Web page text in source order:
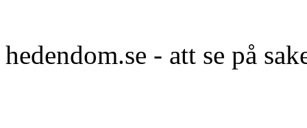
hedendom.se - att se på